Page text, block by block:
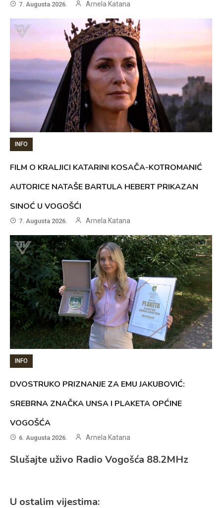
7. Augusta 2026. Arnela Katana
INFO
FILM O KRALJICI KATARINI KOSAČA-KOTROMANIĆ
AUTORICE NATAŠE BARTULA HEBERT PRIKAZAN
SINOĆ U VOGOŠĆI
7. Augusta 2026. Arnela Katana
INFO
DVOSTRUKO PRIZNANJE ZA EMU JAKUBOVIĆ:
SREBRNA ZNAČKA UNSA I PLAKETA OPĆINE
VOGOŠĆA
6. Augusta 2026. Arnela Katana
Slušajte uživo Radio Vogošća 88.2MHz
U ostalim vijestima: